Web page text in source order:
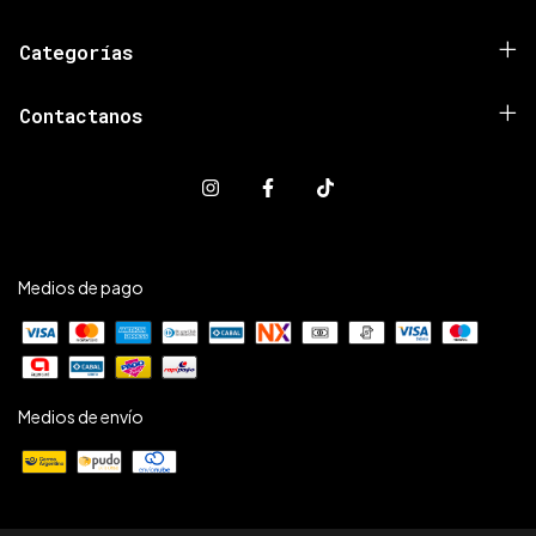
Categorías
Contactanos
Medios de pago
Medios de envío